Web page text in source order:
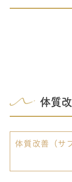
体質
体質改善（サ